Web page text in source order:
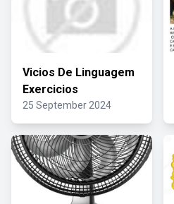
Vicios De Linguagem
Exercicios
25 September 2024